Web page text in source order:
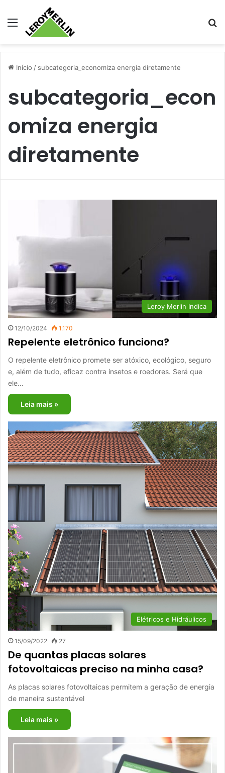
Menu
Início / subcategoria_economiza energia diretamente
subcategoria_econ
omiza energia
diretamente
Leroy Merlin Indica
12/10/2024 1.170
Repelente eletrônico funciona?
O repelente eletrônico promete ser atóxico, ecológico, seguro
e, além de tudo, eficaz contra insetos e roedores. Será que
ele…
Leia mais »
Elétricos e Hidráulicos
15/09/2022 27
De quantas placas solares
fotovoltaicas preciso na minha casa?
As placas solares fotovoltaicas permitem a geração de energia
de maneira sustentável
Leia mais »